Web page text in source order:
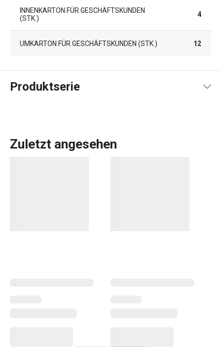
INNENKARTON FÜR GESCHÄFTSKUNDEN
(STK.)
4
UMKARTON FÜR GESCHÄFTSKUNDEN (STK.) 12
Produktserie
Zuletzt angesehen